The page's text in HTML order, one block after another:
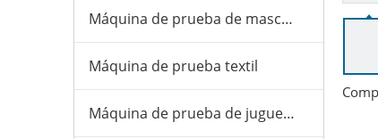
Máquina de prueba de mascarillas
Máquina de prueba textil
Máquina de prueba de juguetes